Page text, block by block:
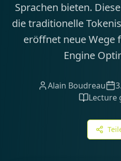
Sprachen bieten.
die traditionelle
eröffnet neue Wege
Engine
Alain Boudreau
Lecture